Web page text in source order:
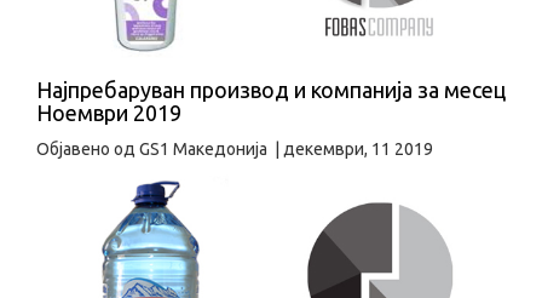
Најпребаруван производ и компанија за месец
Ноември 2019
Објавено од GS1 Македонија декември, 11 2019